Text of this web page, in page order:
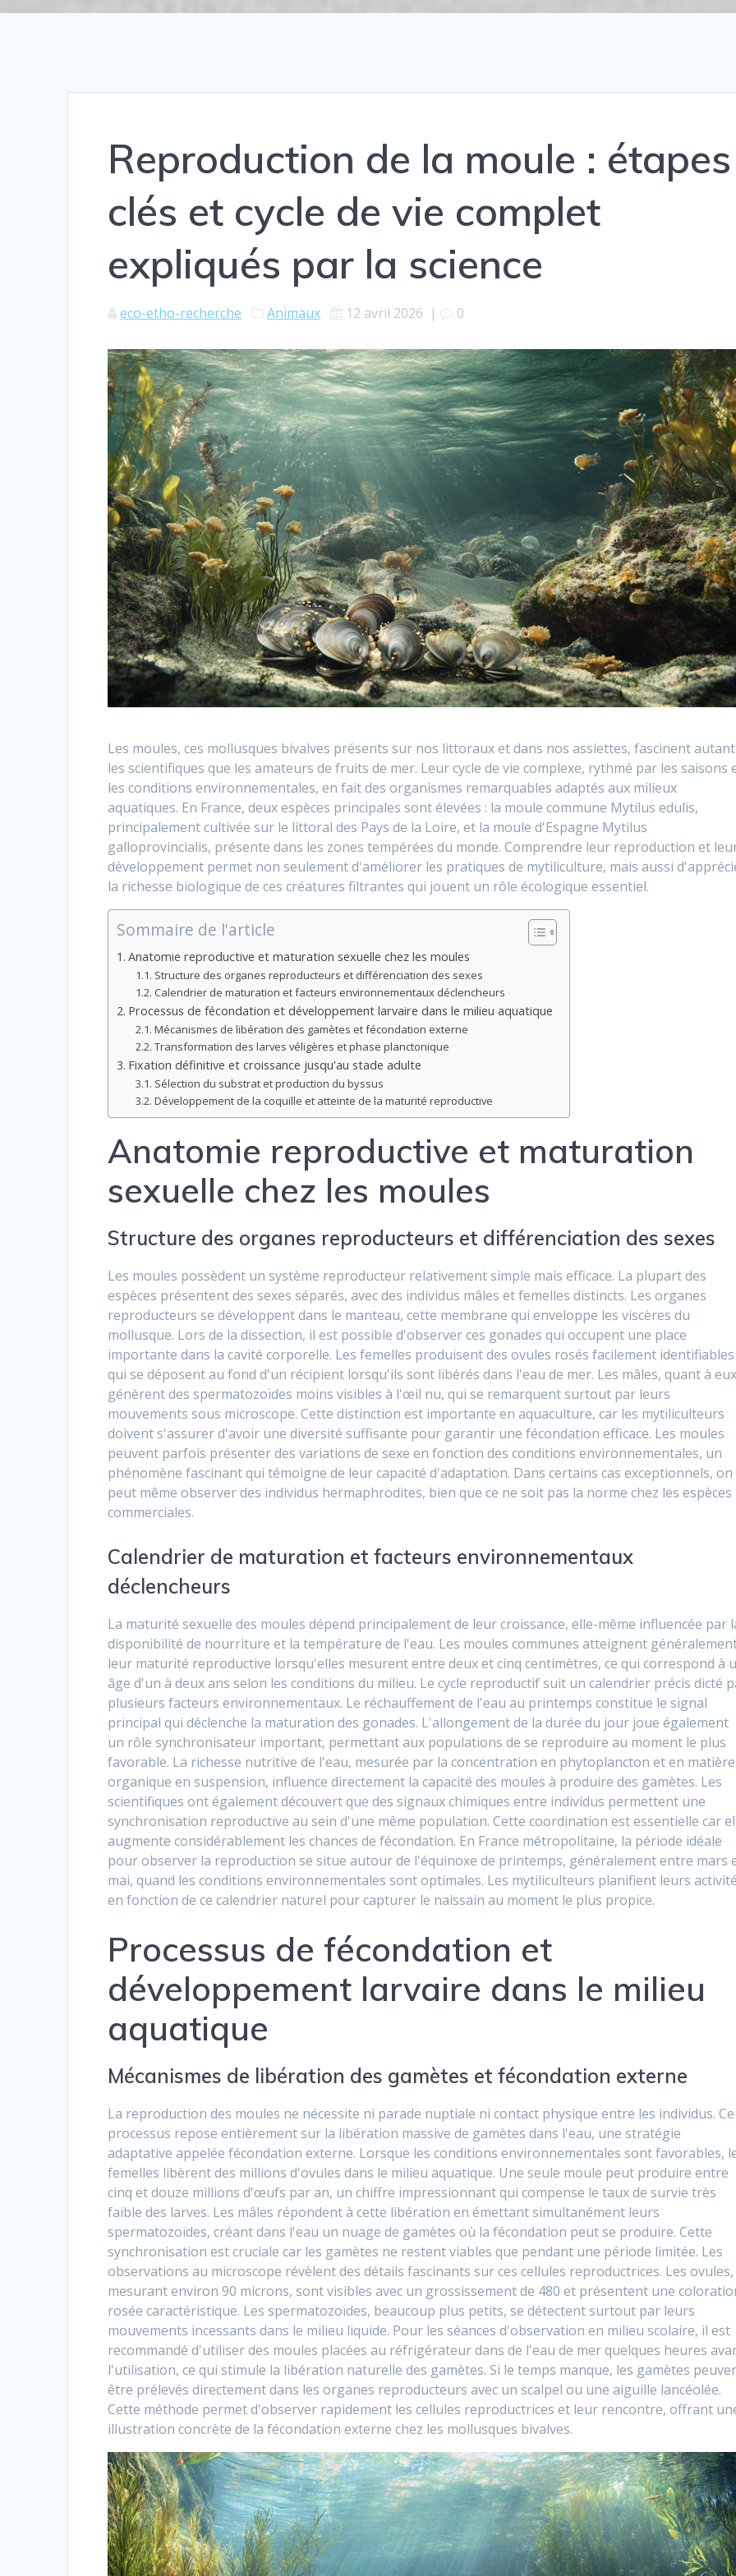
Reproduction de la moule : étapes
clés et cycle de vie complet
expliqués par la science
eco-etho-recherche Animaux 12 avril 2026 | 0
Les moules, ces mollusques bivalves présents sur nos littoraux et dans nos assiettes, fascinent autant
les scientifiques que les amateurs de fruits de mer. Leur cycle de vie complexe, rythmé par les saisons
les conditions environnementales, en fait des organismes remarquables adaptés aux milieux
aquatiques. En France, deux espèces principales sont élevées : la moule commune Mytilus edulis,
principalement cultivée sur le littoral des Pays de la Loire, et la moule d'Espagne Mytilus
galloprovincialis, présente dans les zones tempérées du monde. Comprendre leur reproduction et
développement permet non seulement d'améliorer les pratiques de mytiliculture, mais aussi
la richesse biologique de ces créatures filtrantes qui jouent un rôle écologique essentiel.
Sommaire de l'article
Anatomie reproductive et maturation sexuelle chez les moules
Structure des organes reproducteurs et différenciation des sexes
Calendrier de maturation et facteurs environnementaux déclencheurs
Processus de fécondation et développement larvaire dans le milieu aquatique
Mécanismes de libération des gamètes et fécondation externe
Transformation des larves véligères et phase planctonique
Fixation définitive et croissance jusqu'au stade adulte
Sélection du substrat et production du byssus
Développement de la coquille et atteinte de la maturité reproductive
Anatomie reproductive et maturation
sexuelle chez les moules
Structure des organes reproducteurs et différenciation des sexes
Les moules possèdent un système reproducteur relativement simple mais efficace. La plupart des
espèces présentent des sexes séparés, avec des individus mâles et femelles distincts. Les organes
reproducteurs se développent dans le manteau, cette membrane qui enveloppe les viscères du
mollusque. Lors de la dissection, il est possible d'observer ces gonades qui occupent une place
importante dans la cavité corporelle. Les femelles produisent des ovules rosés facilement identifiables
qui se déposent au fond d'un récipient lorsqu'ils sont libérés dans l'eau de mer. Les mâles, quant à
génèrent des spermatozoïdes moins visibles à l'œil nu, qui se remarquent surtout par leurs
mouvements sous microscope. Cette distinction est importante en aquaculture, car les mytiliculteurs
doivent s'assurer d'avoir une diversité suffisante pour garantir une fécondation efficace. Les moules
peuvent parfois présenter des variations de sexe en fonction des conditions environnementales, un
phénomène fascinant qui témoigne de leur capacité d'adaptation. Dans certains cas exceptionnels, on
peut même observer des individus hermaphrodites, bien que ce ne soit pas la norme chez les espèces
commerciales.
Calendrier de maturation et facteurs environnementaux
déclencheurs
La maturité sexuelle des moules dépend principalement de leur croissance, elle-même influencée par
disponibilité de nourriture et la température de l'eau. Les moules communes atteignent
leur maturité reproductive lorsqu'elles mesurent entre deux et cinq centimètres, ce qui correspond à
âge d'un à deux ans selon les conditions du milieu. Le cycle reproductif suit un calendrier précis dicté
plusieurs facteurs environnementaux. Le réchauffement de l'eau au printemps constitue le signal
principal qui déclenche la maturation des gonades. L'allongement de la durée du jour joue également
un rôle synchronisateur important, permettant aux populations de se reproduire au moment le plus
favorable. La richesse nutritive de l'eau, mesurée par la concentration en phytoplancton et en matière
organique en suspension, influence directement la capacité des moules à produire des gamètes. Les
scientifiques ont également découvert que des signaux chimiques entre individus permettent une
synchronisation reproductive au sein d'une même population. Cette coordination est essentielle car
augmente considérablement les chances de fécondation. En France métropolitaine, la période idéale
pour observer la reproduction se situe autour de l'équinoxe de printemps, généralement entre mars
mai, quand les conditions environnementales sont optimales. Les mytiliculteurs planifient leurs
en fonction de ce calendrier naturel pour capturer le naissain au moment le plus propice.
Processus de fécondation et
développement larvaire dans le milieu
aquatique
Mécanismes de libération des gamètes et fécondation externe
La reproduction des moules ne nécessite ni parade nuptiale ni contact physique entre les individus. Ce
processus repose entièrement sur la libération massive de gamètes dans l'eau, une stratégie
adaptative appelée fécondation externe. Lorsque les conditions environnementales sont favorables,
femelles libèrent des millions d'ovules dans le milieu aquatique. Une seule moule peut produire entre
cinq et douze millions d'œufs par an, un chiffre impressionnant qui compense le taux de survie très
faible des larves. Les mâles répondent à cette libération en émettant simultanément leurs
spermatozoïdes, créant dans l'eau un nuage de gamètes où la fécondation peut se produire. Cette
synchronisation est cruciale car les gamètes ne restent viables que pendant une période limitée. Les
observations au microscope révèlent des détails fascinants sur ces cellules reproductrices. Les ovules,
mesurant environ 90 microns, sont visibles avec un grossissement de 480 et présentent une
rosée caractéristique. Les spermatozoïdes, beaucoup plus petits, se détectent surtout par leurs
mouvements incessants dans le milieu liquide. Pour les séances d'observation en milieu scolaire, il est
recommandé d'utiliser des moules placées au réfrigérateur dans de l'eau de mer quelques heures
l'utilisation, ce qui stimule la libération naturelle des gamètes. Si le temps manque, les gamètes
être prélevés directement dans les organes reproducteurs avec un scalpel ou une aiguille lancéolée.
Cette méthode permet d'observer rapidement les cellules reproductrices et leur rencontre, offrant
illustration concrète de la fécondation externe chez les mollusques bivalves.